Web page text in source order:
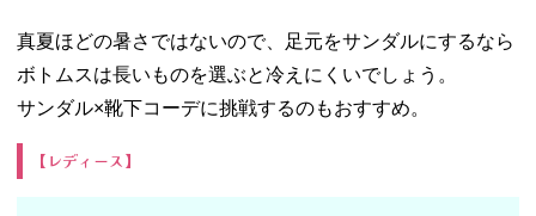
真夏ほどの暑さではないので、足元をサンダルにするなら
ボトムスは長いものを選ぶと冷えにくいでしょう。
サンダル×靴下コーデに挑戦するのもおすすめ。
【レディース】